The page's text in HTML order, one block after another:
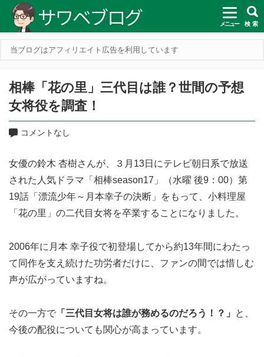
メニュー 検 索
当ブログはアフィリエイト広告を利用しています
相棒「花の里」三代目は誰？世間の予想
女将役を調査！
コメントなし
女優の鈴木 杏樹さんが、３月13日にテレビ朝日系で放送
された人気ドラマ「相棒season17」（水曜 後9：00）第
19話「漂流少年～月本幸子の決断」をもって、小料理屋
「花の里」の二代目女将を卒業することになりました。
2006年に月本 幸子役で初登場してから約13年間にわたっ
て同作を支え続けた功労者だけに、ファンの間では惜しむ
声が広がっていますね。
その一方で 「三代目女将は誰が務めるのだろう！？」
と、
今後の配役についても関心が高まっています。